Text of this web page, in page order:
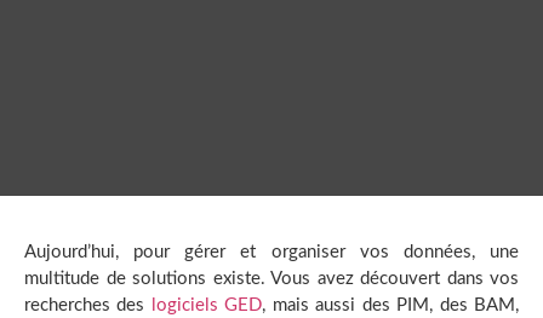
Aujourd’hui, pour gérer et organiser vos données, une
multitude de solutions existe. Vous avez découvert dans vos
recherches des
logiciels GED, mais aussi des PIM, des BAM,